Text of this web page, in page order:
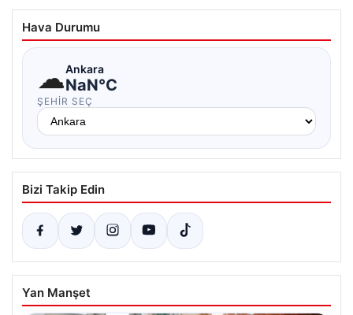
Hava Durumu
☁Ankara
NaN°C
ŞEHIR SEÇ
Bizi Takip Edin
Yan Manşet